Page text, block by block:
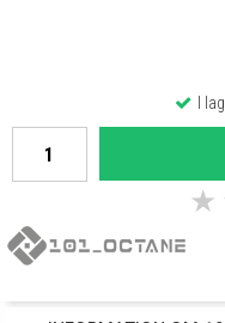
I
★